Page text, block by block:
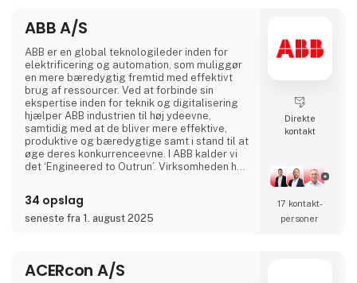
ABB A/S
ABB er en global teknologileder inden for
elektrificering og automation, som muliggør
en mere bæredygtig fremtid med effektivt
brug af ressourcer. Ved at forbinde sin
ekspertise inden for teknik og digitalisering
hjælper ABB industrien til høj ydeevne,
samtidig med at de bliver mere effektive,
produktive og bæredygtige samt i stand til at
øge deres konkurrenceevne. I ABB kalder vi
det ‘Engineered to Outrun’. Virksomheden har
noteret på SIX Swiss Exchange (ABBN) og
Nasdaq Stockholm (ABB). www.abb.com
34 opslag
seneste fra 1. august 2025
Direkte
kontakt
17 kontakt­
personer
ACERcon A/S